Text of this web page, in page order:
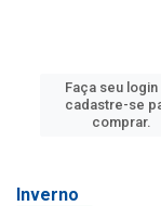
Faça seu login
cadastre-se
comprar.
Inverno